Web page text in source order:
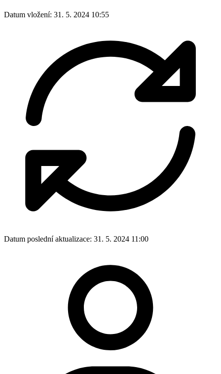
Datum vložení: 31. 5. 2024 10:55
Datum poslední aktualizace: 31. 5. 2024 11:00